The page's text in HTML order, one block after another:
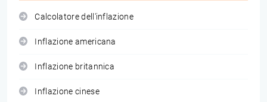
Calcolatore dell'inflazione
Inflazione americana
Inflazione britannica
Inflazione cinese